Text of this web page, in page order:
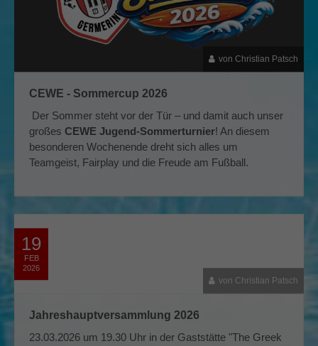
von Christian Patsch
CEWE - Sommercup 2026
Der Sommer steht vor der Tür – und damit auch unser
großesCEWE Jugend-Sommerturnier! An diesem
besonderen Wochenende dreht sich alles um
Teamgeist, Fairplay und die Freude am Fußball.
19
FEB
2026
von Christian Patsch
Jahreshauptversammlung 2026
23.03.2026 um 19.30 Uhr in der Gaststätte "The Greek